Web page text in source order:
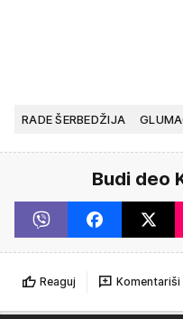
RADE ŠERBEDŽIJA
Budi deo
Reaguj Komentariši